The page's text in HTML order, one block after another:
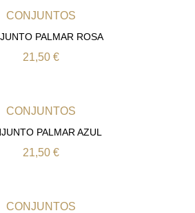
CONJUNTOS
PALMAR ROSA
21,50 €
CONJUNTOS
PALMAR AZUL
21,50 €
CONJUNTOS